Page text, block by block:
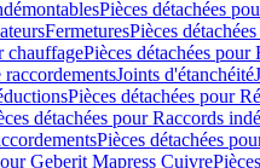
Pièces détachées
FermeturesPièces
chauffagePièces détachées
Joints d'étanchéité
Pièces détachées pour
détachées pour Raccords
Pièces détachées
Geberit Mapress Cuivre